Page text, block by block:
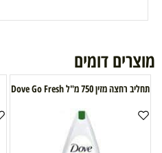
מוצרים דומים
תחליב רחצה מזין 750 מ"ל Dove Go Fresh